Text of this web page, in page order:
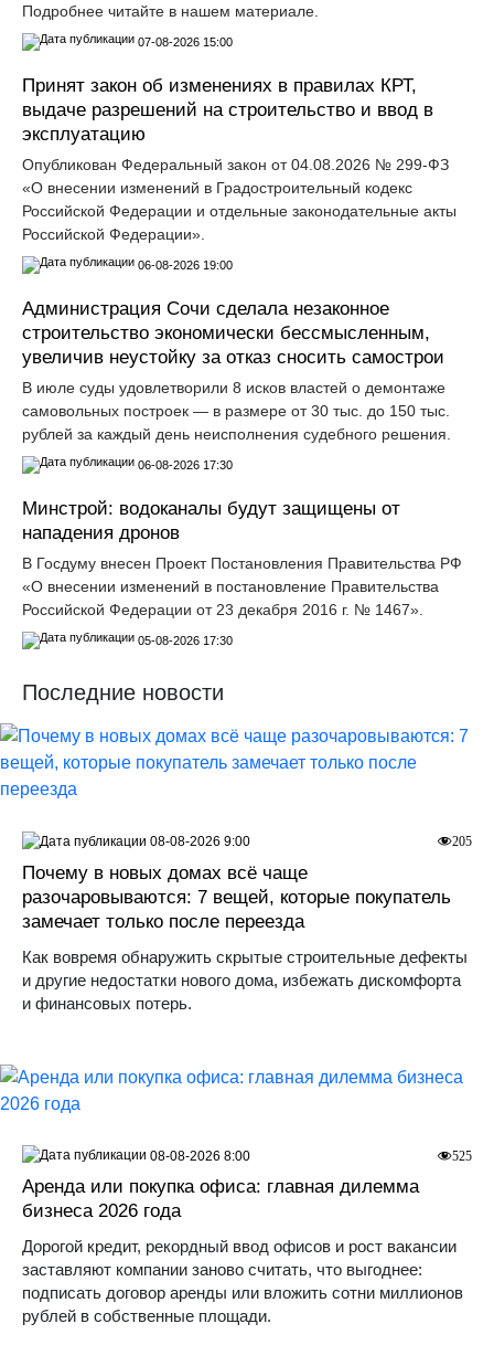
Подробнее читайте в нашем материале.
07-08-2026 15:00
Принят закон об изменениях в правилах КРТ,
выдаче разрешений на строительство и ввод в
эксплуатацию
Опубликован Федеральный закон от 04.08.2026 № 299-ФЗ
«О внесении изменений в Градостроительный кодекс
Российской Федерации и отдельные законодательные акты
Российской Федерации».
06-08-2026 19:00
Администрация Сочи сделала незаконное
строительство экономически бессмысленным,
увеличив неустойку за отказ сносить самострои
В июле суды удовлетворили 8 исков властей о демонтаже
самовольных построек — в размере от 30 тыс. до 150 тыс.
рублей за каждый день неисполнения судебного решения.
06-08-2026 17:30
Минстрой: водоканалы будут защищены от
нападения дронов
В Госдуму внесен Проект Постановления Правительства РФ
«О внесении изменений в постановление Правительства
Российской Федерации от 23 декабря 2016 г. № 1467».
05-08-2026 17:30
Последние новости
Почему в новых домах всё чаще
разочаровываются: 7 вещей, которые покупатель
замечает только после переезда
Как вовремя обнаружить скрытые строительные дефекты
и другие недостатки нового дома, избежать дискомфорта
и финансовых потерь.
205
08-08-2026 9:00
Аренда или покупка офиса: главная дилемма
бизнеса 2026 года
Дорогой кредит, рекордный ввод офисов и рост вакансии
заставляют компании заново считать, что выгоднее:
подписать договор аренды или вложить сотни миллионов
рублей в собственные площади.
525
08-08-2026 8:00